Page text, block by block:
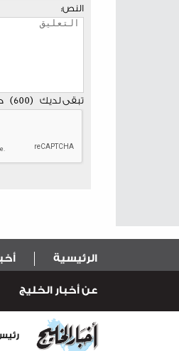
النص:
تبقى لديك (
600
)
الرئيسية
عن أخبار الخليج